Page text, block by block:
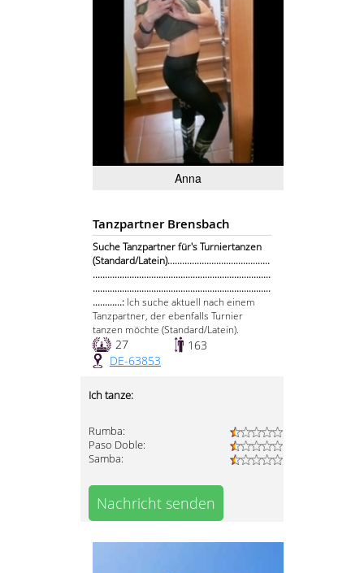
Anna
Tanzpartner Brensbach
Suche Tanzpartner für's Turniertanzen
(Standard/Latein)..........................................
.........................................................................
.........................................................................
............: Ich suche aktuell nach einem
Tanzpartner, der ebenfalls Turnier
tanzen möchte (Standard/Latein).
27
163
DE-63853
Ich tanze:
Rumba:
Paso Doble:
Samba:
Nachricht senden